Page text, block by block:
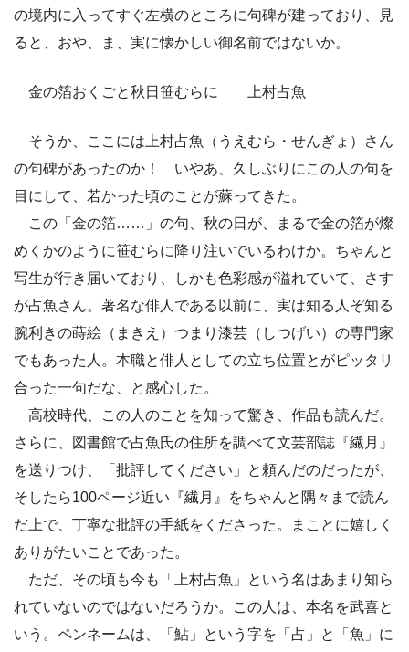
の境内に入ってすぐ左横のところに句碑が建っており、見
ると、おや、ま、実に懐かしい御名前ではないか。
金の箔おくごと秋日笹むらに 上村占魚
そうか、ここには上村占魚（うえむら・せんぎょ）さん
の句碑があったのか！ いやあ、久しぶりにこの人の句を
目にして、若かった頃のことが蘇ってきた。
この「金の箔……」の句、秋の日が、まるで金の箔が燦
めくかのように笹むらに降り注いでいるわけか。ちゃんと
写生が行き届いており、しかも色彩感が溢れていて、さす
が占魚さん。著名な俳人である以前に、実は知る人ぞ知る
腕利きの蒔絵（まきえ）つまり漆芸（しつげい）の専門家
でもあった人。本職と俳人としての立ち位置とがピッタリ
合った一句だな、と感心した。
高校時代、この人のことを知って驚き、作品も読んだ。
さらに、図書館で占魚氏の住所を調べて文芸部誌『繊月』
を送りつけ、「批評してください」と頼んだのだったが、
そしたら100ページ近い『繊月』をちゃんと隅々まで読ん
だ上で、丁寧な批評の手紙をくださった。まことに嬉しく
ありがたいことであった。
ただ、その頃も今も「上村占魚」という名はあまり知ら
れていないのではないだろうか。この人は、本名を武喜と
いう。ペンネームは、「鮎」という字を「占」と「魚」に